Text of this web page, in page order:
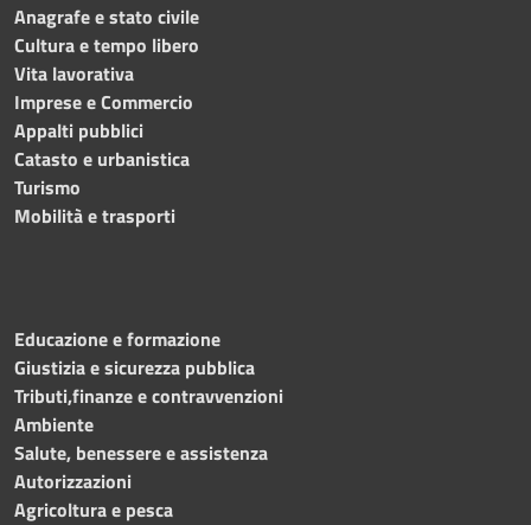
Anagrafe e stato civile
Cultura e tempo libero
Vita lavorativa
Imprese e Commercio
Appalti pubblici
Catasto e urbanistica
Turismo
Mobilità e trasporti
Educazione e formazione
Giustizia e sicurezza pubblica
Tributi,finanze e contravvenzioni
Ambiente
Salute, benessere e assistenza
Autorizzazioni
Agricoltura e pesca